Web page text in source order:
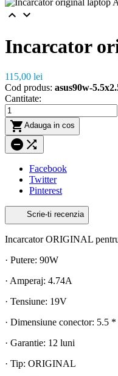
 
Incarcator
115,00 lei
Cod produs: asus90w-
Cantitate:
 Adauga in cos
 
Facebook
Twitter
Pinterest
Scrie-ti recenzia
Incarcator ORIGINAL
· Putere: 90W
· Amperaj: 4.74A
· Tensiune: 19V
· Dimensiune conector: 5.5
· Garantie: 12 luni
· Tip: ORIGINAL